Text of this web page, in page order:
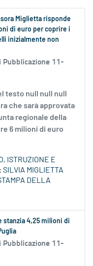
Miglietta risponde
di euro per coprire i
inizialmente non
Pubblicazione 11-
testo null null null
che sarà approvata
regionale della
6 milioni di euro
ISTRUZIONE E
SILVIA MIGLIETTA
DELLA
stanzia 4,25 milioni di
Pubblicazione 11-